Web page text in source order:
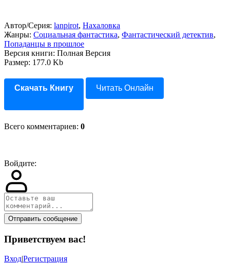
Автор/Серия: lanpirot, Нахаловка
Жанры: Социальная фантастика, Фантастический детектив,
Попаданцы в прошлое
Версия книги: Полная Версия
Размер: 177.0 Kb
Скачать Книгу Читать Онлайн
Всего комментариев: 0
Войдите:
Отправить сообщение
Приветствуем вас!
Вход|Регистрация